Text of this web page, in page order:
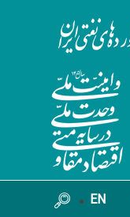
EN